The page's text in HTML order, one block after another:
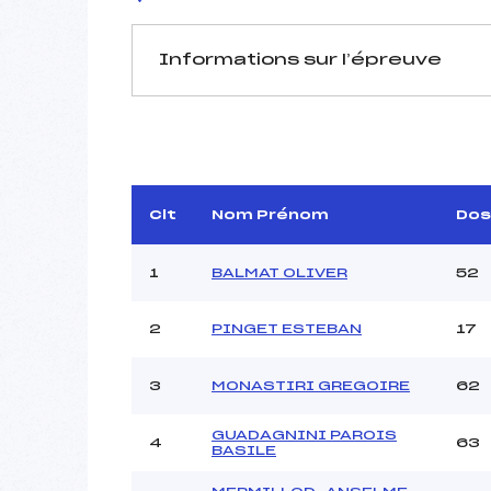
Informations sur l’épreuve
Arbitre :
MANCHE 1
Heure de départ :
Ouvreurs A :
Clt Nom Prénom Dos
1 BALMAT OLIVER 52
2 PINGET ESTEBAN 17
3 MONASTIRI GREGOIRE 62
4
GUADAGNINI PAROIS
BASILE
63